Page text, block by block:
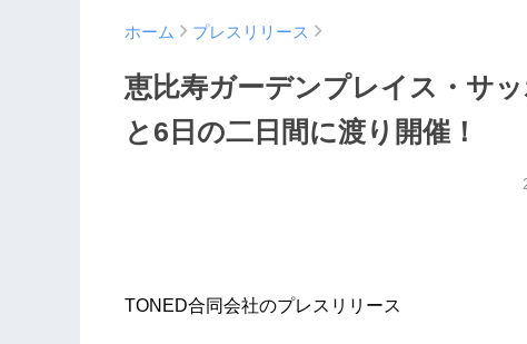
ホーム プレスリリース
恵比寿ガーデンプレイス・サ
と6日の二日間に渡り開催！
TONED合同会社のプレスリリース